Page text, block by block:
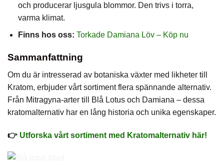
och producerar ljusgula blommor. Den trivs i torra,
varma klimat.
Finns hos oss: Torkade Damiana Löv – Köp nu
Sammanfattning
Om du är intresserad av botaniska växter med likheter till
Kratom, erbjuder vårt sortiment flera spännande alternativ.
Från Mitragyna-arter till Blå Lotus och Damiana – dessa
kratomalternativ har en lång historia och unika egenskaper.
👉 Utforska vårt sortiment med Kratomalternativ här!